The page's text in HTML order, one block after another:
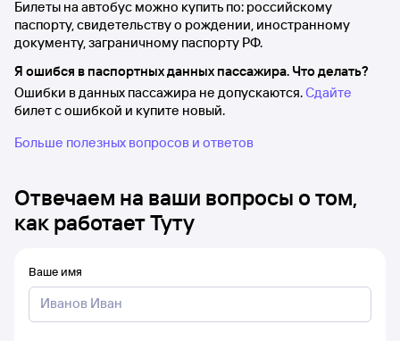
Билеты на автобус можно купить по: российскому
паспорту, свидетельству о рождении, иностранному
документу, заграничному паспорту РФ.
Я ошибся в паспортных данных пассажира. Что делать?
Ошибки в данных пассажира не допускаются.Сдайте
билет с ошибкой и купите новый.
Больше полезных вопросов и ответов
Отвечаем на ваши вопросы о том,
как работает Туту
Ваше имя